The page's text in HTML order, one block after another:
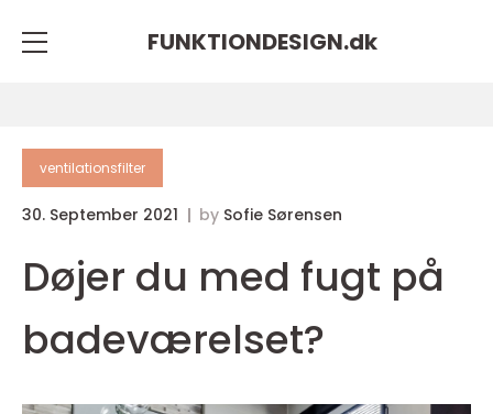
FUNKTIONDESIGN.dk
ventilationsfilter
30. September 2021 by Sofie Sørensen
Døjer du med fugt på
badeværelset?